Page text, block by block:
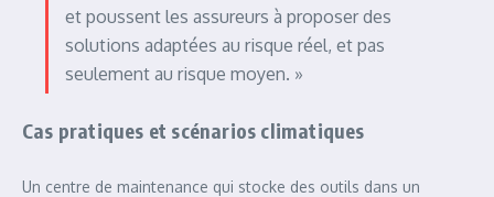
et poussent les assureurs à proposer des
solutions adaptées au risque réel, et pas
seulement au risque moyen. »
Cas pratiques et scénarios climatiques
Un centre de maintenance qui stocke des outils dans un